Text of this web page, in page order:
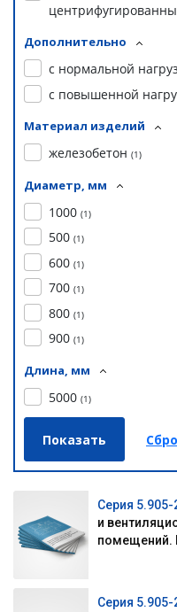
Дополнительно
с нормальной
с повышенной
Материал изделий
железобетон (1)
Диаметр, мм
1000 (1)
500 (1)
600 (1)
700 (1)
800 (1)
900 (1)
Длина, мм
5000 (1)
Серия
и
помещений.
Серия